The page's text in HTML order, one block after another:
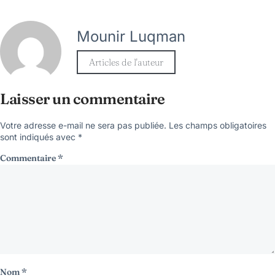
Mounir Luqman
Articles de l'auteur
Laisser un commentaire
Votre adresse e-mail ne sera pas publiée. Les champs obligatoires
sont indiqués avec *
Commentaire*
Nom*